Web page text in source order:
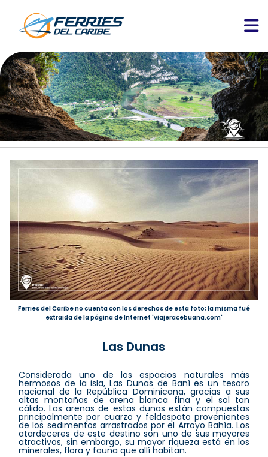
Ferries del Caribe no cuenta con los derechos de esta foto; la misma fué
extraida de la página de Internet 'viajeracebuana.com'
Las Dunas
Considerada uno de los espacios naturales más
hermosos de la isla, Las Dunas de Baní es un tesoro
nacional de la República Dominicana, gracias a sus
altas montañas de arena blanca fina y el sol tan
cálido. Las arenas de estas dunas están compuestas
principalmente por cuarzo y feldespato provenientes
de los sedimentos arrastrados por el Arroyo Bahía. Los
atardeceres de este destino son uno de sus mayores
atractivos, sin embargo, su mayor riqueza está en los
minerales, flora y fauna que allí habitan.